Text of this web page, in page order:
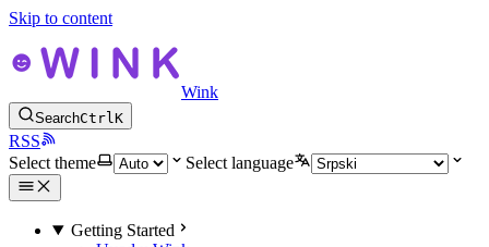
Skip to content
Wink
SearchCtrlK
RSS
Select theme
Select language
Getting Started